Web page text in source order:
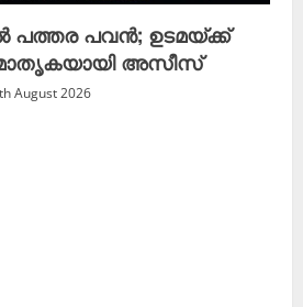
പത്തര പവൻ; ഉടമയ്ക്ക്
മാതൃകയായി അസീസ്
August 2026